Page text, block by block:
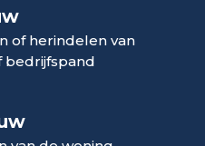
of herindelen van
bedrijfspand